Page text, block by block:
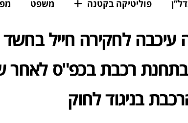
פוליטיקה בקטנה משפט
לחקירה חייל
רכבת בכפ"ס לאחר
בניגוד לחוק